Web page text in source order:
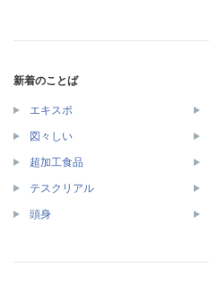
新着のことば
エキスポ
図々しい
超加工食品
テスクリアル
頭身